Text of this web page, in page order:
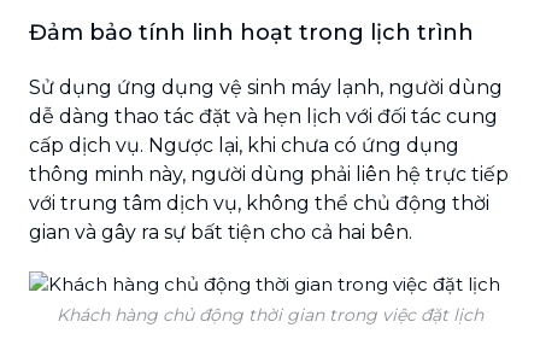
Đảm bảo tính linh hoạt trong lịch trình
Sử dụng ứng dụng vệ sinh máy lạnh, người dùng
dễ dàng thao tác đặt và hẹn lịch với đối tác cung
cấp dịch vụ. Ngược lại, khi chưa có ứng dụng
thông minh này, người dùng phải liên hệ trực tiếp
với trung tâm dịch vụ, không thể chủ động thời
gian và gây ra sự bất tiện cho cả hai bên.
Khách hàng chủ động thời gian trong việc đặt lịch